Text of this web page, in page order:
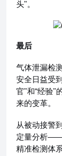
头"。
最后
气体泄漏检
安全日益受
官"和“经验"
来的变革。
从被动接警
定量分析——
精准检测体